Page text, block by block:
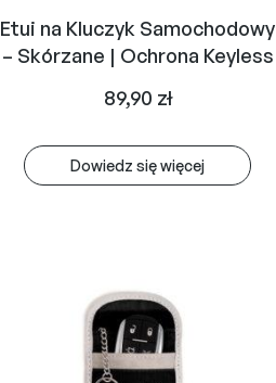
Etui na Kluczyk Samochodowy
– Skórzane | Ochrona Keyless
89,90 zł
Dowiedz się więcej